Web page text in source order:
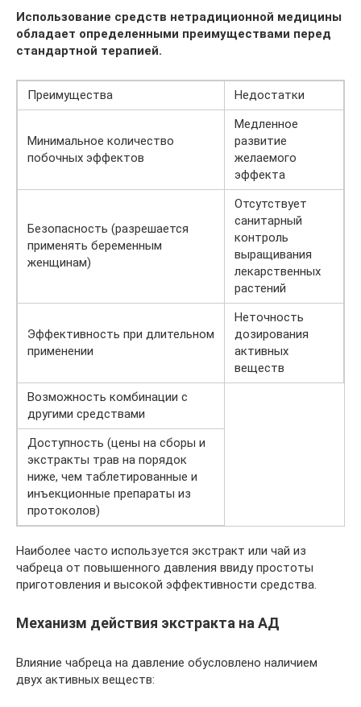
Использование средств нетрадиционной медицины
обладает определенными преимуществами перед
стандартной терапией.
Преимущества Недостатки
Минимальное количество
побочных эффектов
Медленное
развитие
желаемого
эффекта
Безопасность (разрешается
применять беременным
женщинам)
Отсутствует
санитарный
контроль
выращивания
лекарственных
растений
Эффективность при длительном
применении
Неточность
дозирования
активных
веществ
Возможность комбинации с
другими средствами
Доступность (цены на сборы и
экстракты трав на порядок
ниже, чем таблетированные и
инъекционные препараты из
протоколов)
Наиболее часто используется экстракт или чай из
чабреца от повышенного давления ввиду простоты
приготовления и высокой эффективности средства.
Механизм действия экстракта на АД
Влияние чабреца на давление обусловлено наличием
двух активных веществ: